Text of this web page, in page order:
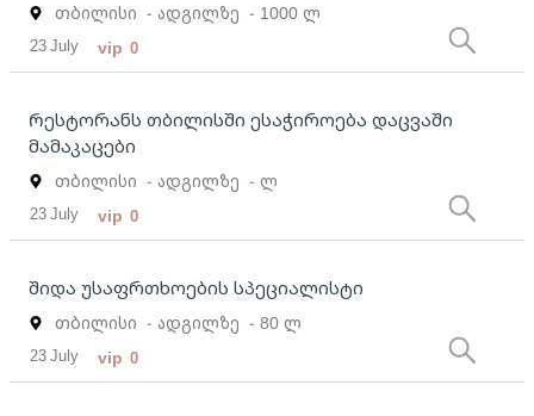
თბილისი - ადგილზე - 1000 ლ
23 July vip 0
Რესტორანს თბილისში ესაჭიროება დაცვაში
მამაკაცები
თბილისი - ადგილზე - ლ
23 July vip 0
შიდა უსაფრთხოების სპეციალისტი
თბილისი - ადგილზე - 80 ლ
23 July vip 0